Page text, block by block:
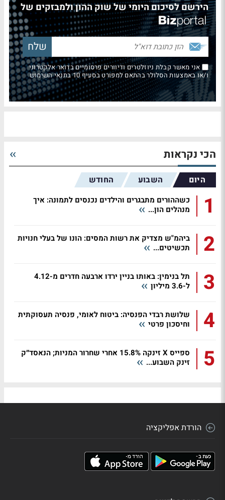
הירשם לסיכום היומי של שוק ההון ולמבזקים של
אני מאשר קבלת ניוזלטרים ודיוורים פרסומיים בדואר אלקטרוני
ו/או באמצעות הסלולר בהתאם למפורט בסעיף 10 בתנאי השימוש
הכי נקראות
היום השבוע החודש
1
כשההורים מתבגרים והילדים נכנסים לתמונה: איך
מנהלים הון...
2
ביהמ"ש מצדיק את רשות המסים: הונו של בעלי חנויות
תכשיטים...
3
תל בנימין: באותו בניין ירדו ארבעה חדרים מ-4.12
ל-3.6 מיליון
4
שלושת רבדי הפנסיה: ביטוח לאומי, פנסיה תעסוקתית
וחיסכון פרטי
5
ספייס X זינקה 15.8% אחרי שחרור המניות; הנאסד״ק
זינק השבוע...
הורדת אפליקציה